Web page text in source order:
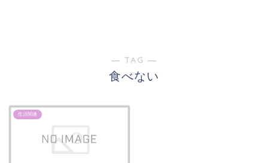
― TAG ―
食べない
生活関連